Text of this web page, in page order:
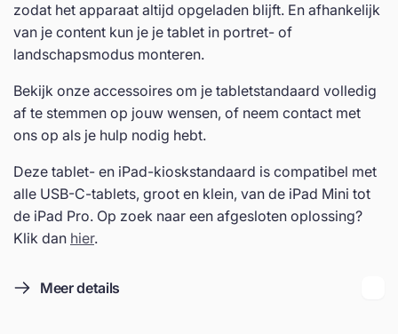
zodat het apparaat altijd opgeladen blijft. En afhankelijk
van je content kun je je tablet in portret- of
landschapsmodus monteren.
Bekijk onze accessoires om je tabletstandaard volledig
af te stemmen op jouw wensen, of neem contact met
ons op als je hulp nodig hebt.
Deze tablet- en iPad-kioskstandaard is compatibel met
alle USB-C-tablets, groot en klein, van de iPad Mini tot
de iPad Pro. Op zoek naar een afgesloten oplossing?
Klik dan hier.
Meer details